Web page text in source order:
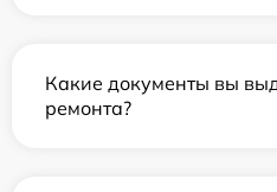
Какие документы вы
ремонта?